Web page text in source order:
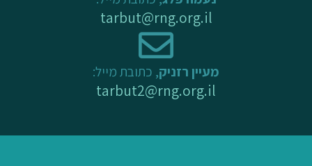
tarbut@rng.org.il
מעיין רזניק, כתובת מייל:
tarbut2@rng.org.il